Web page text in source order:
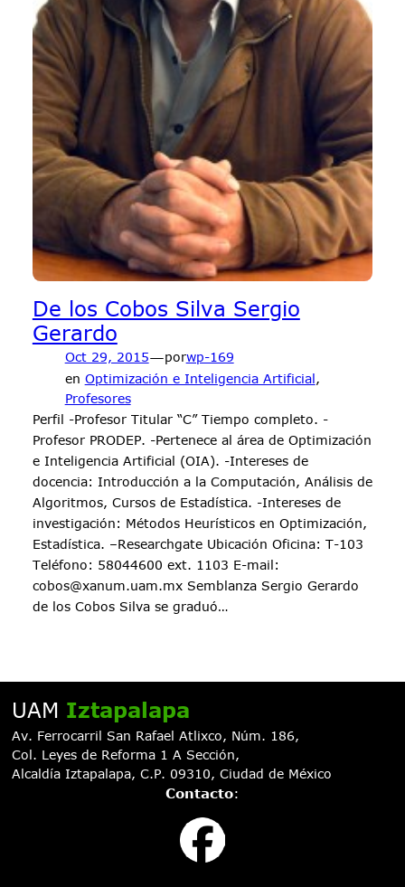
De los Cobos Silva Sergio
Gerardo
Oct 29, 2015—porwp-169
en Optimización e Inteligencia Artificial
Profesores
Perfil -Profesor Titular “C” Tiempo completo. -
Profesor PRODEP. -Pertenece al área de Optimización
e Inteligencia Artificial (OIA). -Intereses de
docencia: Introducción a la Computación, Análisis de
Algoritmos, Cursos de Estadística. -Intereses de
investigación: Métodos Heurísticos en Optimización,
Estadística. –Researchgate Ubicación Oficina: T-103
Teléfono: 58044600 ext. 1103 E-mail:
cobos@xanum.uam.mx Semblanza Sergio Gerardo
de los Cobos Silva se graduó…
UAM Iztapalapa
Av. Ferrocarril San Rafael Atlixco, Núm. 186,
Col. Leyes de Reforma 1 A Sección,
Alcaldía Iztapalapa, C.P. 09310, Ciudad de México
Contacto: